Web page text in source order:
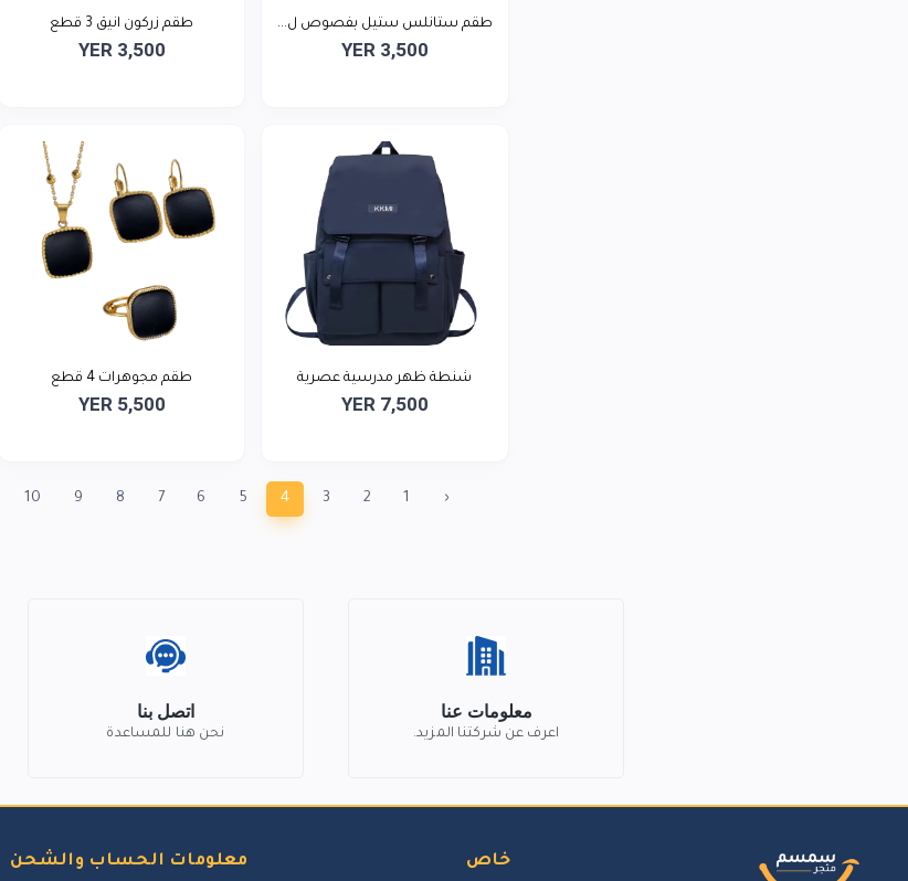
طقم ستانلس ستيل بفصوص ل...
YER 3,500
طقم زركون انيق 3 قطع
YER 3,500
شنطة ظهر مدرسية عصرية
YER 7,500
طقم مجوهرات 4 قطع
YER 5,500
‹
1
2
3
4
5
6
7
8
9
10
معلومات عنا
اعرف عن شركتنا المزيد.
اتصل بنا
نحن هنا للمساعدة
خاص معلومات الحساب والشحن